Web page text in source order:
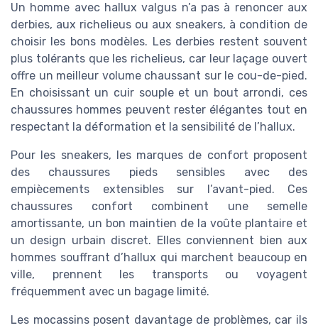
Un homme avec hallux valgus n’a pas à renoncer aux
derbies, aux richelieus ou aux sneakers, à condition de
choisir les bons modèles. Les derbies restent souvent
plus tolérants que les richelieus, car leur laçage ouvert
offre un meilleur volume chaussant sur le cou-de-pied.
En choisissant un cuir souple et un bout arrondi, ces
chaussures hommes peuvent rester élégantes tout en
respectant la déformation et la sensibilité de l’hallux.
Pour les sneakers, les marques de confort proposent
des chaussures pieds sensibles avec des
empiècements extensibles sur l’avant-pied. Ces
chaussures confort combinent une semelle
amortissante, un bon maintien de la voûte plantaire et
un design urbain discret. Elles conviennent bien aux
hommes souffrant d’hallux qui marchent beaucoup en
ville, prennent les transports ou voyagent
fréquemment avec un bagage limité.
Les mocassins posent davantage de problèmes, car ils